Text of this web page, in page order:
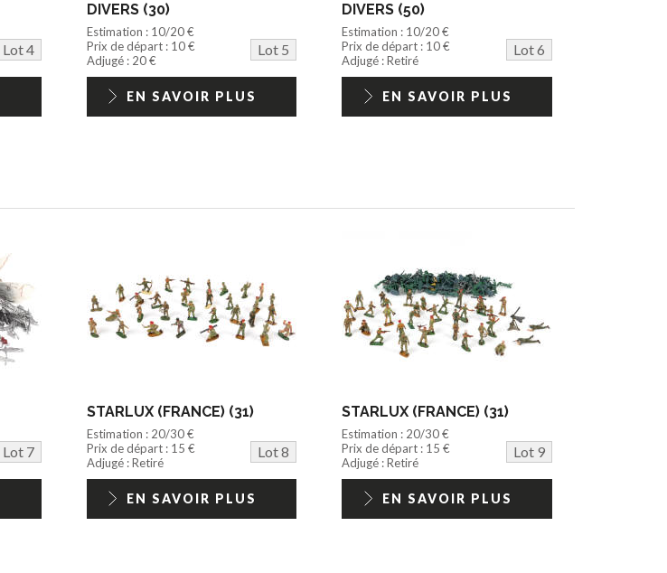
Lot 4
DIVERS (30)
Estimation : 10/20 €
Prix de départ : 10 €
Lot 5
Adjugé : 20 €
EN SAVOIR PLUS
DIVERS (50)
Estimation : 10/20 €
Prix de départ : 10 €
Lot 6
Adjugé : Retiré
EN SAVOIR PLUS
Lot 7
STARLUX (FRANCE) (31)
Estimation : 20/30 €
Prix de départ : 15 €
Lot 8
Adjugé : Retiré
EN SAVOIR PLUS
STARLUX (FRANCE) (31)
Estimation : 20/30 €
Prix de départ : 15 €
Lot 9
Adjugé : Retiré
EN SAVOIR PLUS